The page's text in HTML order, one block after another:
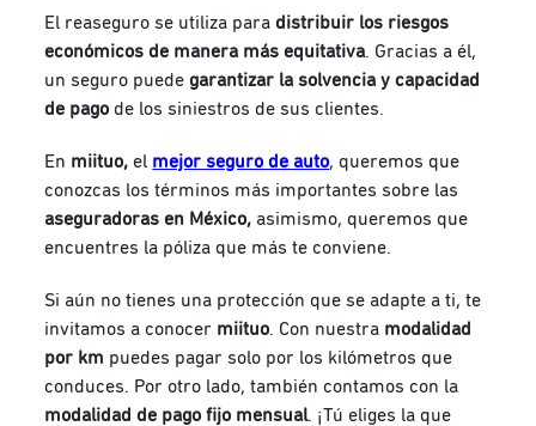
El reaseguro se utiliza paradistribuir los riesgos
económicos de manera más equitativa. Gracias a él,
un seguro puedegarantizar la solvencia y capacidad
de pago de lossiniestros de sus clientes.
En miituo,el mejor seguro de auto, queremos que
conozcas los términos más importantes sobre las
aseguradoras en México, asimismo, queremos que
encuentres la póliza que más te conviene.
Si aún no tienes una protección que se adapte a ti, te
invitamos a conocer miituo. Con nuestra modalidad
por km puedes pagar solo por los kilómetros que
conduces. Por otro lado, también contamos con la
modalidad de pago fijo mensual. ¡Tú eliges la que